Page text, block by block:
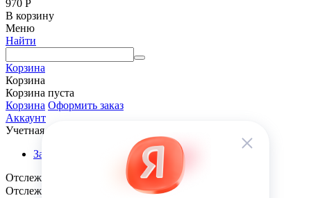
970 Р
В корзину
Меню
Найти
Корзина
Корзина
Корзина пуста
Корзина Оформить заказ
Аккаунт
Учетная запись
Заказы
Отслеживание заказа
Отслеживание заказа